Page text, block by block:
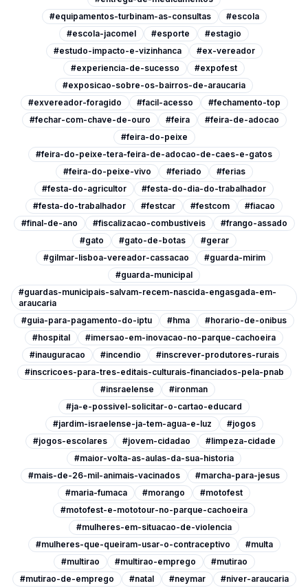
#equipamentos-turbinam-as-consultas
#escola
#escola-jacomel
#esporte
#estagio
#estudo-impacto-e-vizinhanca
#ex-vereador
#experiencia-de-sucesso
#expofest
#exposicao-sobre-os-bairros-de-araucaria
#exvereador-foragido
#facil-acesso
#fechamento-top
#fechar-com-chave-de-ouro
#feira
#feira-de-adocao
#feira-do-peixe
#feira-do-peixe-tera-feira-de-adocao-de-caes-e-gatos
#feira-do-peixe-vivo
#feriado
#ferias
#festa-do-agricultor
#festa-do-dia-do-trabalhador
#festa-do-trabalhador
#festcar #festcom
#fiacao
#final-de-ano
#fiscalizacao-combustiveis
#frango-assado
#gato
#gato-de-botas
#gerar
#gilmar-lisboa-vereador-cassacao
#guarda-mirim
#guarda-municipal
#guardas-municipais-salvam-recem-nascida-engasgada-em-
araucaria
#guia-para-pagamento-do-iptu
#hma
#horario-de-onibus
#hospital
#imersao-em-inovacao-no-parque-cachoeira
#inauguracao
#incendio
#inscrever-produtores-rurais
#inscricoes-para-tres-editais-culturais-financiados-pela-pnab
#insraelense
#ironman
#ja-e-possivel-solicitar-o-cartao-educard
#jardim-israelense-ja-tem-agua-e-luz
#jogos
#jogos-escolares
#jovem-cidadao
#limpeza-cidade
#maior-volta-as-aulas-da-sua-historia
#mais-de-26-mil-animais-vacinados
#marcha-para-jesus
#maria-fumaca
#morango
#motofest
#motofest-e-mototour-no-parque-cachoeira
#mulheres-em-situacao-de-violencia
#mulheres-que-queiram-usar-o-contraceptivo
#multa
#multirao
#multirao-emprego
#mutirao
#mutirao-de-emprego
#natal #neymar
#niver-araucaria